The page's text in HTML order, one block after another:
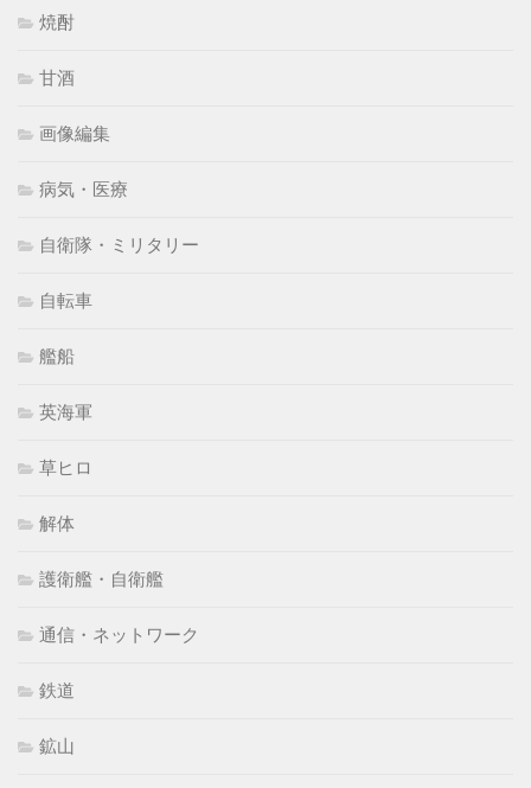
焼酎
甘酒
画像編集
病気・医療
自衛隊・ミリタリー
自転車
艦船
英海軍
草ヒロ
解体
護衛艦・自衛艦
通信・ネットワーク
鉄道
鉱山